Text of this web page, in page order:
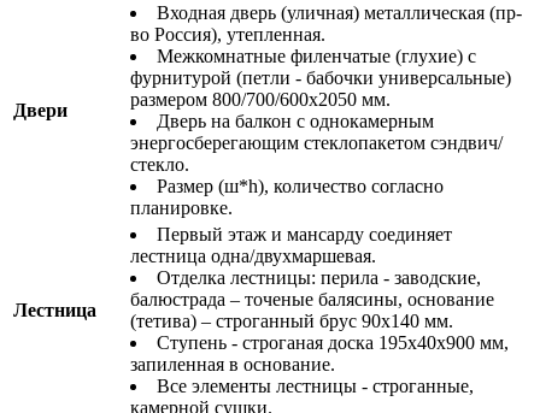
Двери
Входная дверь (уличная) металлическая (пр-
во Россия), утепленная.
Межкомнатные филенчатые (глухие) с
фурнитурой (петли - бабочки универсальные)
размером 800/700/600х2050 мм.
Дверь на балкон с однокамерным
энергосберегающим стеклопакетом сэндвич/
стекло.
Размер (ш*h), количество согласно
планировке.
Лестница
Первый этаж и мансарду соединяет
лестница одна/двухмаршевая.
Отделка лестницы: перила - заводские,
балюстрада – точеные балясины, основание
(тетива) – строганный брус 90х140 мм.
Ступень - строганая доска 195х40х900 мм,
запиленная в основание.
Все элементы лестницы - строганные,
камерной сушки.